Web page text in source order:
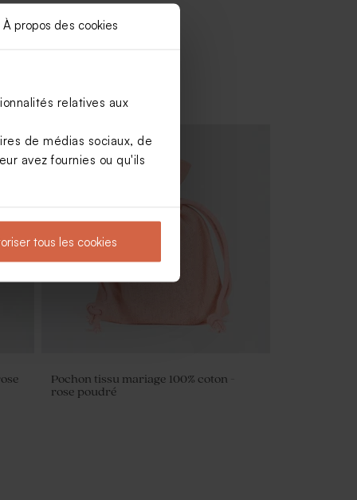
À propos des cookies
relatives aux
de médias sociaux, de
avez fournies ou qu'ils
tous les cookies
Moulin à vent mariage rose et son
Pochon tissu mariage 100% coton -
rose poudré